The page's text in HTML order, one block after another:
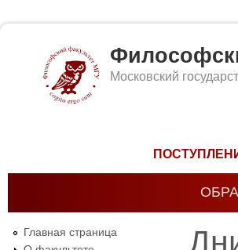
Московский
Главная страница